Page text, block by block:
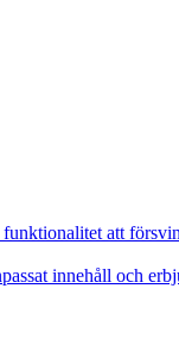
att
innehåll och